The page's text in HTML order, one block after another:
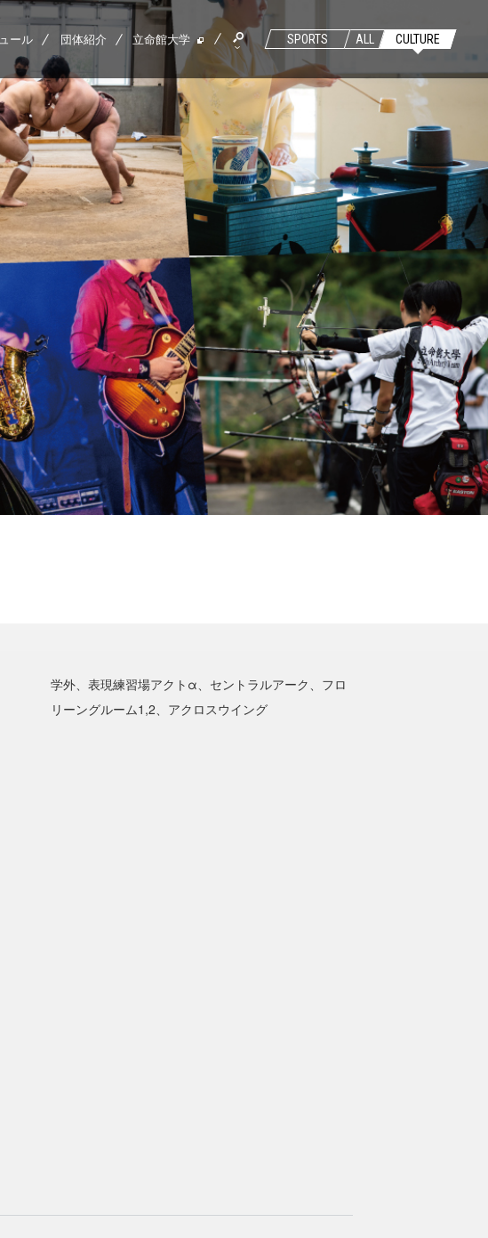
ール 団体紹介 立命館大学 SPORTS ALL CULTURE
学外、表現練習場アクトα、セントラルアーク、フロ
リーングルーム1,2、アクロスウイング